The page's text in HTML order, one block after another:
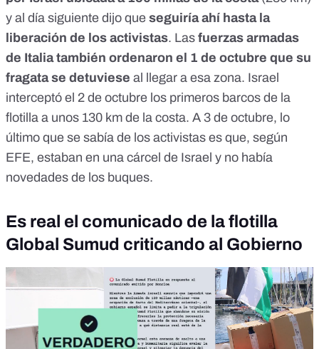
y al día siguiente dijo que seguiría ahí hasta la
liberación de los activistas. Las fuerzas armadas
de Italia también ordenaron el 1 de octubre que su
fragata se detuviese al llegar a esa zona. Israel
interceptó el 2 de octubre los primeros barcos de la
flotilla a unos 130 km de la costa. A 3 de octubre, lo
último que se sabía de los activistas es que, según
EFE, estaban en una cárcel de Israel y no había
novedades de los buques.
Es real el comunicado de la flotilla
Global Sumud criticando al Gobierno